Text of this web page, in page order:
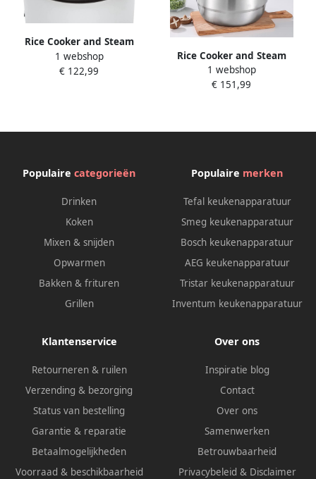
Rice Cooker and Steam
Cooker Easy fast and healthy
cooking A Healthier Way to
1 webshop
€ 122,99
Rice Cooker and Steam
Cooker Easy fast and healthy
cooking A Healthier Way to
1 webshop
€ 151,99
Populaire categorieën
Drinken
Koken
Mixen & snijden
Opwarmen
Bakken & frituren
Grillen
Populaire merken
Tefal keukenapparatuur
Smeg keukenapparatuur
Bosch keukenapparatuur
AEG keukenapparatuur
Tristar keukenapparatuur
Inventum keukenapparatuur
Klantenservice
Retourneren & ruilen
Verzending & bezorging
Status van bestelling
Garantie & reparatie
Betaalmogelijkheden
Voorraad & beschikbaarheid
Over ons
Inspiratie blog
Contact
Over ons
Samenwerken
Betrouwbaarheid
Privacybeleid & Disclaimer